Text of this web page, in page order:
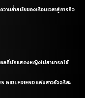
วามล้ำสมัยของเรือนเวลาสู่ภารกิจ
ผลที่นักแสดงหญิงไม่สามารถใช้
GIRLFRIEND แฟนสาวอัจฉริยะ